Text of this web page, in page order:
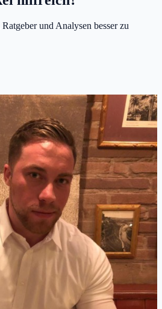
und Analysen besser zu